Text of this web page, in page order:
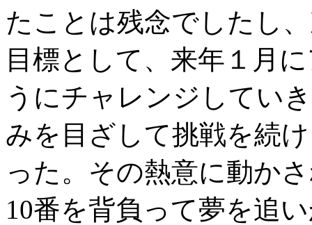
たことは残念でしたし
目標として、来年１月
うにチャレンジしてい
みを目ざして挑戦を続
った。その熱意に動か
10番を背負って夢を追